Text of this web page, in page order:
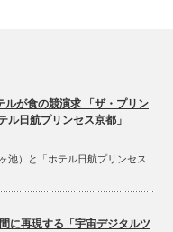
ルが食の競演求 「ザ・プリン
ル日航プリンセス京都」
池）と「ホテル日航プリンセス
に再現する「宇宙デジタルツ